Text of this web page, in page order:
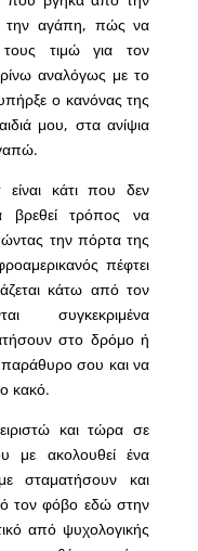
την αγάπη, πώς να
τιμώ για τον
αναλόγως με το
ο κανόνας της
μου, στα ανίψια
κάτι που δεν
βρεθεί τρόπος να
την πόρτα της
πέφτει
κάτω από τον
συγκεκριμένα
στο δρόμο ή
παράθυρο σου και να
κακό.
και τώρα σε
με ακολουθεί ένα
σταματήσουν και
τον φόβο εδώ στην
από ψυχολογικής